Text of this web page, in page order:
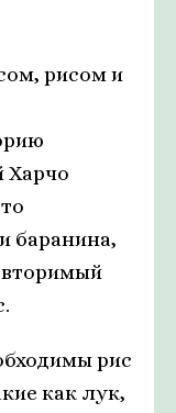
рисом и
Харчо
баранина,
рис
как лук,